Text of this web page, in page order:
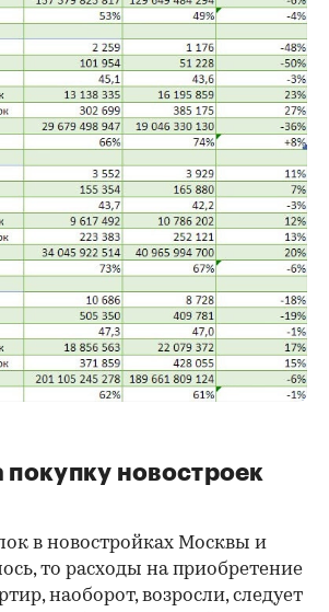
покупку новостроек
в новостройках Москвы и
то расходы на приобретение
наоборот, возросли, следует